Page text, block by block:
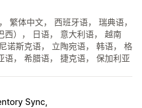
繁体中文， 西班牙语， 瑞典语，
西）， 日语， 意大利语， 越南
诺斯克语， 立陶宛语， 韩语， 格
语， 希腊语， 捷克语， 保加利亚
Sync